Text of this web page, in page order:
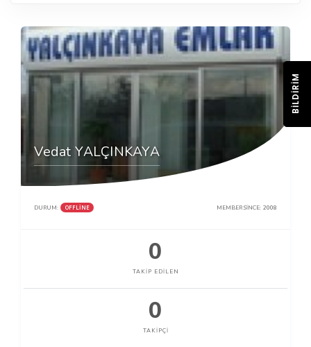
Vedat YALÇINKAYA
DURUM: OFFLINE MEMBER SINCE: 2008
0
TAKIP EDILEN
0
TAKIPÇI
BILDIRIM